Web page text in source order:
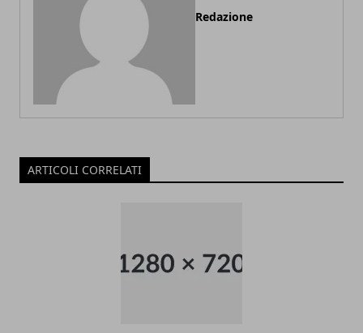
Redazione
ARTICOLI CORRELATI